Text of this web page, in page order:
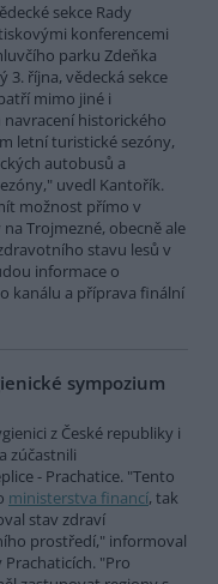
sekce Rady
konferencemi
parku Zdeňka
3. října, vědecká sekce
mimo jiné i
historického
letní turistické sezóny,
autobusů a
uvedl Kantořík.
možnost přímo v
Trojmezné, obecně ale
stavu lesů v
informace o
kanálu a příprava finální
sympozium
z České republiky i
zúčastnili
- Prachatice. "Tento
ministerstva financí, tak
stav zdraví
prostředí," informoval
Prachaticích. "Pro